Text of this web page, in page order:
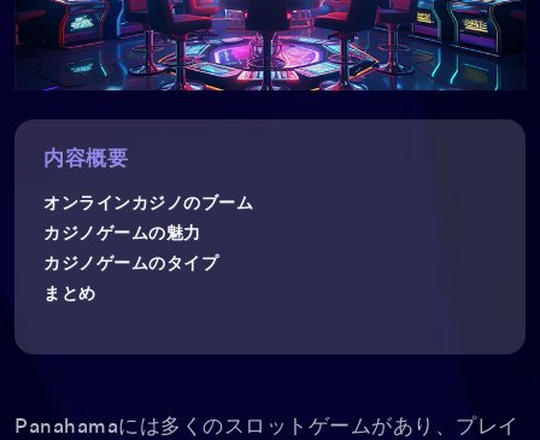
内容概要
オンラインカジノのブーム
カジノゲームの魅力
カジノゲームのタイプ
まとめ
Panahamaには多くのスロットゲームがあり、プレイ